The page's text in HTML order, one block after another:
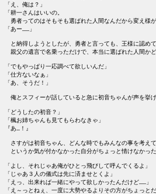
「え、俺は？」
「耕一さんはいいの。
勇者ってのはそもそも選ばれた人間なんだから変え様が
「あー……」
と納得しようとしたが、勇者と言っても、王様に認め
親父の遺言で名乗っただけで、本当に選ばれた人間かど
「でもやっぱり一応調べて欲しいんだ」
「仕方ないなぁ」
「あ、そうだ！」
俺とスフィーが話していると急に初音ちゃんが声を挙げ
「どうしたの初音？」
「楓お姉ちゃんも見てもらわなきゃ」
『あ…！』
さすがは初音ちゃん、どんな時でもみんなの事を考えて
というか気が付かなかった自分がちょっと情けなかった
「よし、それじゃあ俺がひとっ飛びして呼んでくるよ」
「じゃあ３人の儀式は先に済ませとくよ」
「えっ、出来れば一緒にやって欲しかったんだけど……」
「え～っとねぇ、一度に大勢やるよりその方がちょっと